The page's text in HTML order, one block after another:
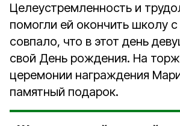
Целеустремленность и
помогли ей окончить школу
совпало, что в этот день
свой День рождения. На
церемонии награждения
памятный подарок.